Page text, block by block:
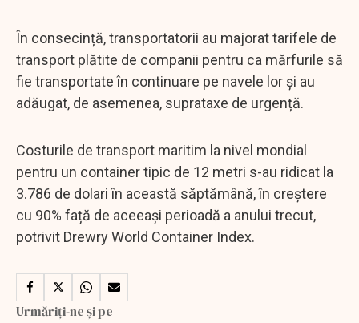
În consecință, transportatorii au majorat tarifele de
transport plătite de companii pentru ca mărfurile să
fie transportate în continuare pe navele lor și au
adăugat, de asemenea, suprataxe de urgență.
Costurile de transport maritim la nivel mondial
pentru un container tipic de 12 metri s-au ridicat la
3.786 de dolari în această săptămână, în creștere
cu 90% față de aceeași perioadă a anului trecut,
potrivit Drewry World Container Index.
Urmăriți-ne și pe